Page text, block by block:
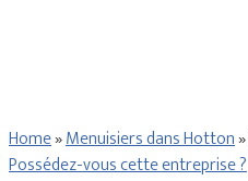
Home»Menuisiers dans Hotton»
Possédez-vous cette entreprise ?